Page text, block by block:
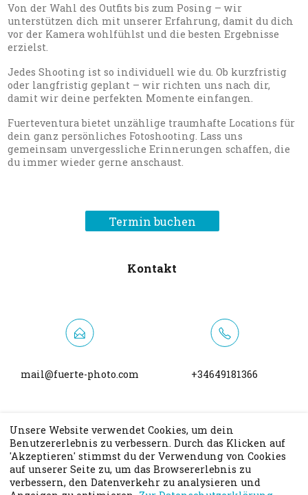
Unsere Website verwendet Cookies, um dein
Benutzererlebnis zu verbessern. Durch das Klicken auf
'Akzeptieren' stimmst du der Verwendung von Cookies
auf unserer Seite zu, um das Browsererlebnis zu
verbessern, den Datenverkehr zu analysieren und
Von der Wahl des Outfits bis zum Posing – wir
unterstützen dich mit unserer Erfahrung, damit du dich
vor der Kamera wohlfühlst und die besten Ergebnisse
erzielst.
Jedes Shooting ist so individuell wie du. Ob kurzfristig
oder langfristig geplant – wir richten uns nach dir,
damit wir deine perfekten Momente einfangen.
Fuerteventura bietet unzählige traumhafte Locations für
dein ganz persönliches Fotoshooting. Lass uns
gemeinsam unvergessliche Erinnerungen schaffen, die
du immer wieder gerne anschaust.
Termin buchen
Kontakt
mail@fuerte-photo.com +34649181366
Webseite Facebook-Seite